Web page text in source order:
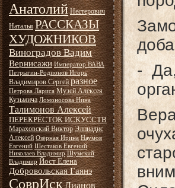
Анатолий Нестерович
Наталья РАССКАЗЫ
ХУДОЖНИКОВ
Виноградов Вадим
Вернисажи Император ВАВА
Петрыгин-Родионов Игорь
Владимиров Сергей разное
Петрова Лариса Музей Алексея
Кузьмича Ломоносова Нина
Талимонов Алексей
ПЕРЕКРЁСТОК ИСКУССТВ
Мараховский Виктор Элпиадис
Алексей Озёрная Ирина Наумов
Евгений Шестаков Евгений
Николаев Владимир Шумский
Владимир Йост Елена
Добровольская Гаянэ
СоврИскДианов
-